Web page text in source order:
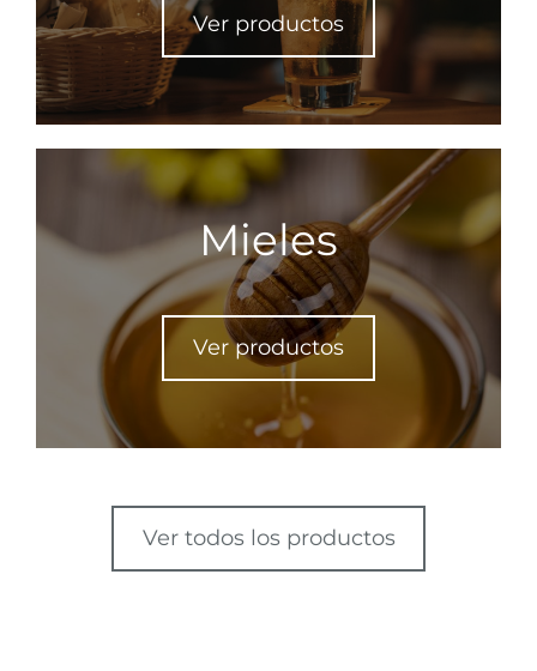
Ver productos
Mieles
Ver productos
Ver todos los productos